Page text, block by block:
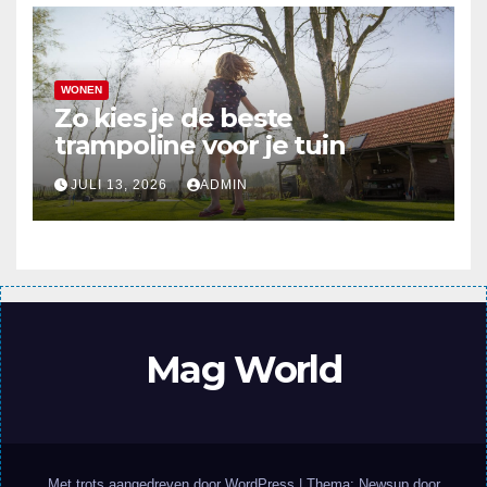
WONEN
Zo kies je de beste
trampoline voor je tuin
JULI 13, 2026 ADMIN
Mag World